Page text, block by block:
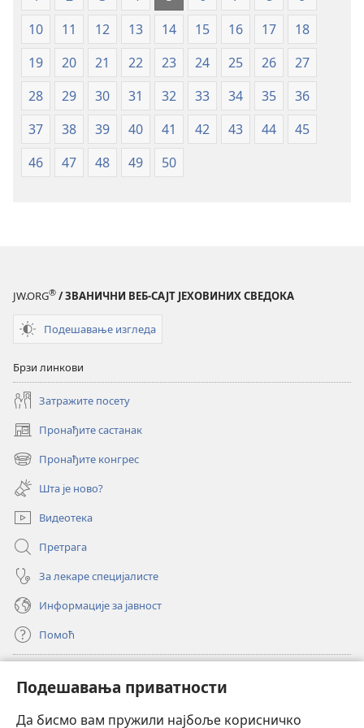
Подешавања приватности
Да бисмо вам пружили најбоље корисничко
издање
2019)
издање
2019)
10
11 12 13 14 15 16 17
18
19
20 21 22 23 24 25 26
27
28
29 30 31 32 33 34 35
36
37
38 39 40 41 42 43 44
45
46
47 48 49 50
JW.ORG® / ЗВАНИЧНИ ВЕБ-САЈТ ЈЕХОВИНИХ СВЕДОКА
Подешавање изгледа
Брзи линкови
Затражите посету
Пронађите састанак
(отвара
нови
прозор)
Пронађите конгрес
(отвара
нови
прозор)
Шта је ново?
Видеотека
Претрага
За лекаре специјалисте
Информације за јавност
Помоћ
(отвара
нови
прозор)ОНЛАЈН БИБЛИОТЕКА Watchtower